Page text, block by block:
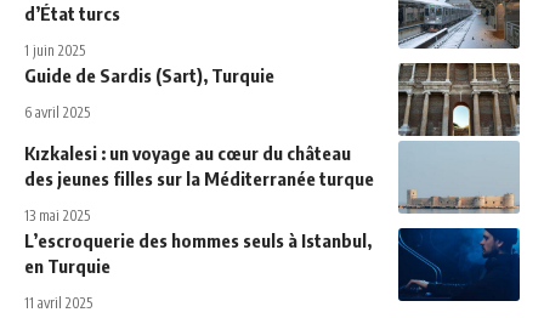
d’État turcs
1 juin 2025
Guide de Sardis (Sart), Turquie
6 avril 2025
Kızkalesi : un voyage au cœur du château
des jeunes filles sur la Méditerranée turque
13 mai 2025
L’escroquerie des hommes seuls à Istanbul,
en Turquie
11 avril 2025